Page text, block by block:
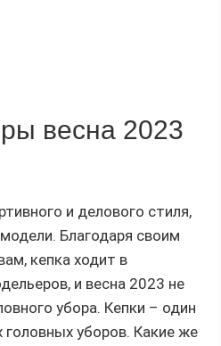
весна 2023
и делового стиля,
Благодаря своим
кепка ходит в
и весна 2023 не
убора. Кепки – один
головных уборов. Какие же